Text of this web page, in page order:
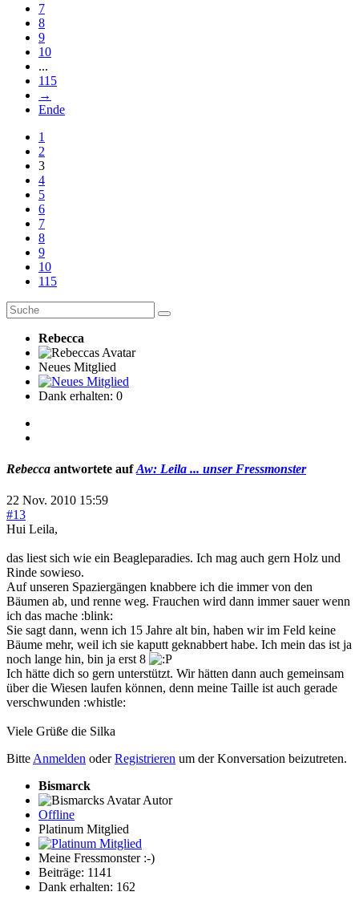
7
8
9
10
...
115
→
Ende
1
2
3
4
5
6
7
8
9
10
115
Rebecca
Neues Mitglied
Dank erhalten: 0
Rebecca antwortete aufAw: Leila ... unser Fressmonster
22 Nov. 2010 15:59
#13
Hui Leila,
das liest sich wie ein Beagleparadies. Ich mag auch gern Holz und
Rinde sowieso.
Auf unseren Spaziergängen knabbere ich die immer von den
Bäumen ab, und renne weg. Frauchen wird dann immer sauer wenn
ich das mache :blink:
Sie sagt dann, wenn ich 15 Jahre alt bin, haben wir im Feld keine
Bäume mehr, weil ich sie kaputt geknabbert habe. Ich mein das ist ja
noch lange hin, bin ja erst 8
Ich hätte dich so gern unterstützt. Wir hätten dann auch gemeinsam
über die Wiesen laufen können, denn meine Taille ist auch gerade
verschwunden :whistle:
Viele Grüße die Silka
BitteAnmelden oderRegistrieren um der Konversation beizutreten.
Bismarck
Autor
Offline
Platinum Mitglied
Meine Fressmonster :-)
Beiträge: 1141
Dank erhalten: 162